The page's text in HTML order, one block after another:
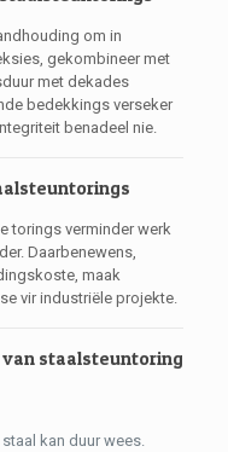
om in
gekombineer met
met dekades
bedekkings verseker
benadeel nie.
torings verminder werk
Daarbenewens,
maak
vir industriële projekte.
staalsteuntoring
kan duur wees.